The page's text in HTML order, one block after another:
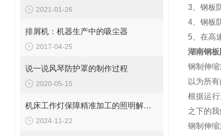
2021-01-26
排屑机：机器生产中的吸尘器
2017-04-25
说一说风琴防护罩的制作过程
2020-05-15
机床工作灯保障精准加工的照明解决方案
2024-11-22
3、钢板
4、钢板
5、在高
湖南钢
钢制伸
以为所
根据运
之下的
钢制伸